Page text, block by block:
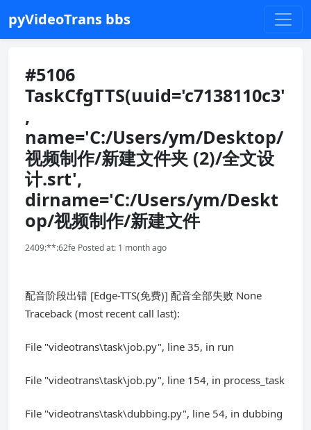
pyVideoTrans bbs
#5106
TaskCfgTTS(uuid='c7138110c3'
,
name='C:/Users/ym/Desktop/
视频制作/新建文件夹 (2)/全文设
计.srt',
dirname='C:/Users/ym/Deskt
op/视频制作/新建文件
2409:**:62fe Posted at: 1 month ago
配音阶段出错 [Edge-TTS(免费)] 配音全部失败 None
Traceback (most recent call last):
File "videotrans\task\job.py", line 35, in run
File "videotrans\task\job.py", line 154, in process_task
File "videotrans\task\dubbing.py", line 54, in dubbing